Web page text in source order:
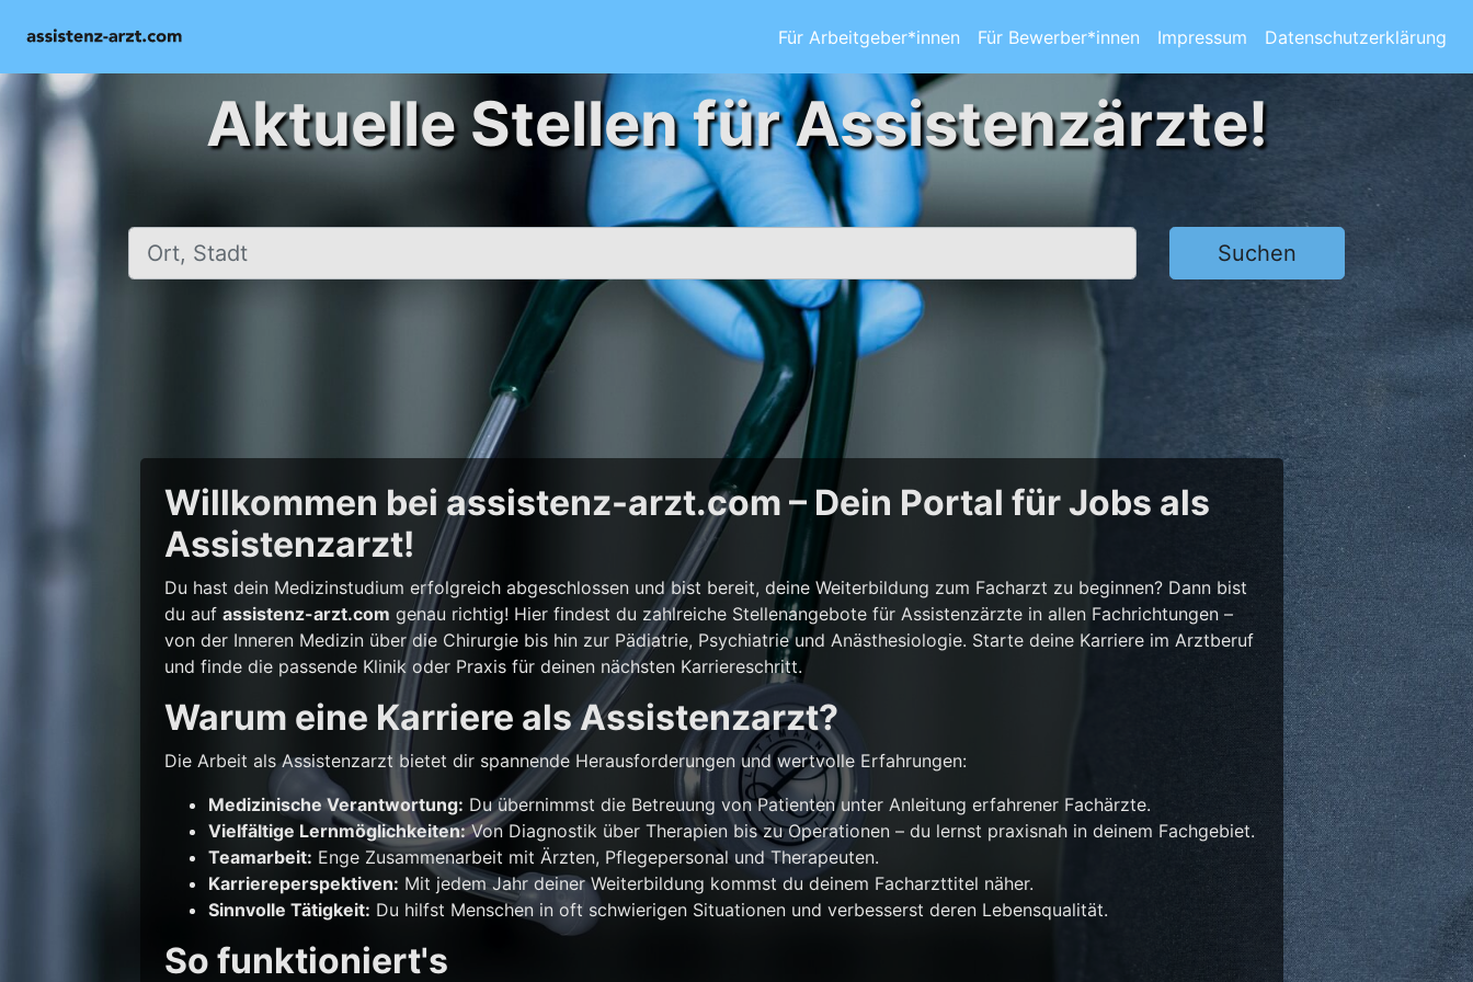
Für Arbeitgeber*innen Für Bewerber*innen Impressum Datenschutzerklärung
Aktuelle Stellen für Assistenzärzte!
Ort, Stadt Suchen
Willkommen bei assistenz-arzt.com – Dein Portal für Jobs als
Assistenzarzt!
Du hast dein Medizinstudium erfolgreich abgeschlossen und bist bereit, deine Weiterbildung zum Facharzt zu beginnen? Dann bist
du aufassistenz-arzt.com genau richtig! Hier findest du zahlreiche Stellenangebote für Assistenzärzte in allen Fachrichtungen –
von der Inneren Medizin über die Chirurgie bis hin zur Pädiatrie, Psychiatrie und Anästhesiologie. Starte deine Karriere im Arztberuf
und finde die passende Klinik oder Praxis für deinen nächsten Karriereschritt.
Warum eine Karriere als Assistenzarzt?
Die Arbeit als Assistenzarzt bietet dir spannende Herausforderungen und wertvolle Erfahrungen:
Medizinische Verantwortung: Du übernimmst die Betreuung von Patienten unter Anleitung erfahrener Fachärzte.
Vielfältige Lernmöglichkeiten:Von Diagnostik über Therapien bis zu Operationen – du lernst praxisnah in deinem Fachgebiet.
Teamarbeit: Enge Zusammenarbeit mit Ärzten, Pflegepersonal und Therapeuten.
Karriereperspektiven: Mit jedem Jahr deiner Weiterbildung kommst du deinem Facharzttitel näher.
Sinnvolle Tätigkeit: Du hilfst Menschen in oft schwierigen Situationen und verbesserst deren Lebensqualität.
So funktioniert's